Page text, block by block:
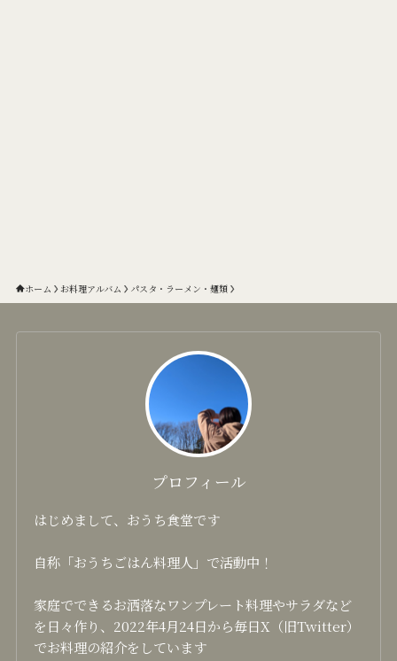
ホーム お料理アルバム パスタ・ラーメン・麺類
プロフィール
はじめまして、おうち食堂です
自称「おうちごはん料理人」で活動中！
家庭でできるお洒落なワンプレート料理やサラダなど
を日々作り、2022年4月24日から毎日X（旧Twitter）
でお料理の紹介をしています